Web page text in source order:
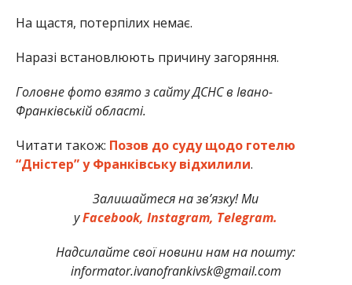
На щастя, потерпілих немає.
Наразі встановлюють причину загоряння.
Головне фото взято з сайту ДСНС в Івано-
Франківській області.
Читати також: Позов до суду щодо готелю
“Дністер” у Франківську відхилили.
Залишайтеся на зв’язку! Ми
уFacebook, Instagram, Telegram.
Надсилайте свої новини нам на пошту:
informator.ivanofrankivsk@gmail.com